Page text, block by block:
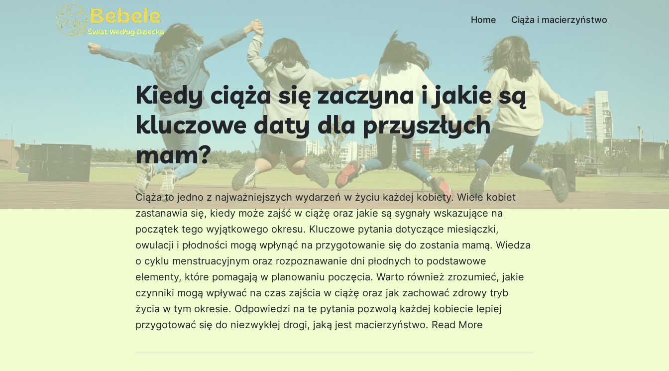
Home Ciąża i macierzyństwo
Kiedy ciąża się zaczyna i jakie są
kluczowe daty dla przyszłych
mam?
Ciąża to jedno z najważniejszych wydarzeń w życiu każdej kobiety. Wiele kobiet
zastanawia się, kiedy może zajść w ciążę oraz jakie są sygnały wskazujące na
początek tego wyjątkowego okresu. Kluczowe pytania dotyczące miesiączki,
owulacji i płodności mogą wpłynąć na przygotowanie się do zostania mamą. Wiedza
o cyklu menstruacyjnym oraz rozpoznawanie dni płodnych to podstawowe
elementy, które pomagają w planowaniu poczęcia. Warto również zrozumieć, jakie
czynniki mogą wpływać na czas zajścia w ciążę oraz jak zachować zdrowy tryb
życia w tym okresie. Odpowiedzi na te pytania pozwolą każdej kobiecie lepiej
przygotować się do niezwykłej drogi, jaką jest macierzyństwo. Read More